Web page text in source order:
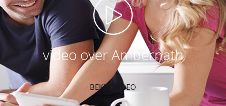
video over Ambernath
BEKIJK VIDEO